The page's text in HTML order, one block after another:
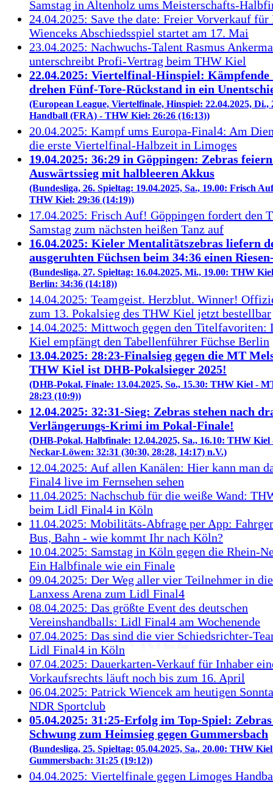
Samstag in Altenholz ums Meisterschafts-
24.04.2025: Save the date: Freier Vorverkauf für
Wienceks Abschiedsspiel startet am 17. Mai
23.04.2025: Nachwuchs-Talent Rasmus
unterschreibt Profi-Vertrag beim THW Kiel
22.04.2025: Viertelfinal-Hinspiel: Kämpfende
drehen Fünf-Tore-Rückstand in ein
(European League, Viertelfinale, Hinspiel: 22.04.2025, Di.,
Handball (FRA) - THW Kiel: 26:26 (16:13))
20.04.2025: Kampf ums Europa-Final4: Am
die erste Viertelfinal-Halbzeit in Limoges
19.04.2025: 36:29 in Göppingen: Zebras
Auswärtssieg mit halbleeren Akkus
(Bundesliga, 26. Spieltag: 19.04.2025, Sa., 19.00: Frisch
THW Kiel: 29:36 (14:19))
17.04.2025: Frisch Auf! Göppingen fordert den
Samstag zum nächsten heißen Tanz auf
16.04.2025: Kieler Mentalitätszebras liefern
ausgeruhten Füchsen beim 34:36 einen
(Bundesliga, 27. Spieltag: 16.04.2025, Mi., 19.00: THW
Berlin: 34:36 (14:18))
14.04.2025: Teamgeist. Herzblut. Winner!
zum 13. Pokalsieg des THW Kiel jetzt bestellbar
14.04.2025: Mittwoch gegen den Titelfavoriten:
Kiel empfängt den Tabellenführer Füchse Berlin
13.04.2025: 28:23-Finalsieg gegen die MT
THW Kiel ist DHB-Pokalsieger 2025!
(DHB-Pokal, Finale: 13.04.2025, So., 15.30: THW Kiel -
28:23 (10:9))
12.04.2025: 32:31-Sieg: Zebras stehen nach
Verlängerungs-Krimi im Pokal-Finale!
(DHB-Pokal, Halbfinale: 12.04.2025, Sa., 16.10: THW Kiel
Neckar-Löwen: 32:31 (30:30, 28:28, 14:17) n.V.)
12.04.2025: Auf allen Kanälen: Hier kann man
Final4 live im Fernsehen sehen
11.04.2025: Nachschub für die weiße Wand:
beim Lidl Final4 in Köln
11.04.2025: Mobilitäts-Abfrage per App:
Bus, Bahn - wie kommt Ihr nach Köln?
10.04.2025: Samstag in Köln gegen die Rhein-
Ein Halbfinale wie ein Finale
09.04.2025: Der Weg aller vier Teilnehmer in
Lanxess Arena zum Lidl Final4
08.04.2025: Das größte Event des deutschen
Vereinshandballs: Lidl Final4 am Wochenende
07.04.2025: Das sind die vier Schiedsrichter-
Lidl Final4 in Köln
07.04.2025: Dauerkarten-Verkauf für Inhaber
Vorkaufsrechts läuft noch bis zum 16. April
06.04.2025: Patrick Wiencek am heutigen
NDR Sportclub
05.04.2025: 31:25-Erfolg im Top-Spiel:
Schwung zum Heimsieg gegen Gummersbach
(Bundesliga, 25. Spieltag: 05.04.2025, Sa., 20.00: THW
Gummersbach: 31:25 (19:12))
04.04.2025: Viertelfinale gegen Limoges